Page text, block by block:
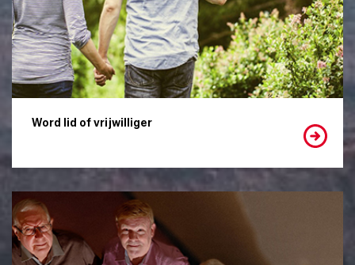
Word lid of vrijwilliger